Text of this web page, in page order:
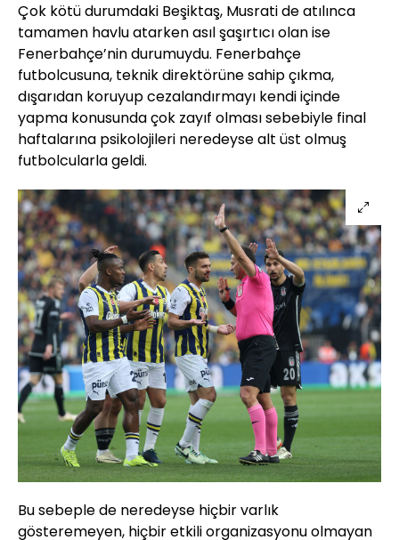
Çok kötü durumdaki Beşiktaş, Musrati de atılınca
tamamen havlu atarken asıl şaşırtıcı olan ise
Fenerbahçe’nin durumuydu. Fenerbahçe
futbolcusuna, teknik direktörüne sahip çıkma,
dışarıdan koruyup cezalandırmayı kendi içinde
yapma konusunda çok zayıf olması sebebiyle final
haftalarına psikolojileri neredeyse alt üst olmuş
futbolcularla geldi.
Bu sebeple de neredeyse hiçbir varlık
gösteremeyen, hiçbir etkili organizasyonu olmayan